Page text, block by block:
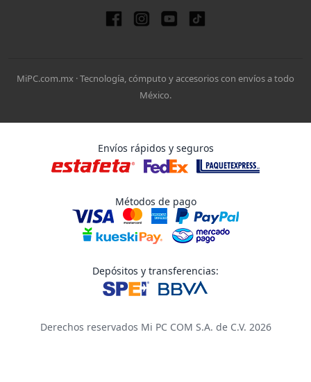
MiPC.com.mx · Tecnología, cómputo y accesorios con envíos a todo
México.
Envíos rápidos y seguros
Métodos de pago
Depósitos y transferencias:
Derechos reservados Mi PC COM S.A. de C.V. 2026